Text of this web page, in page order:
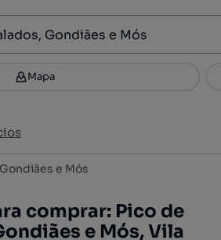
Filtros 2
Mapa
e Mós
comprar: Pico de
e Mós, Vila